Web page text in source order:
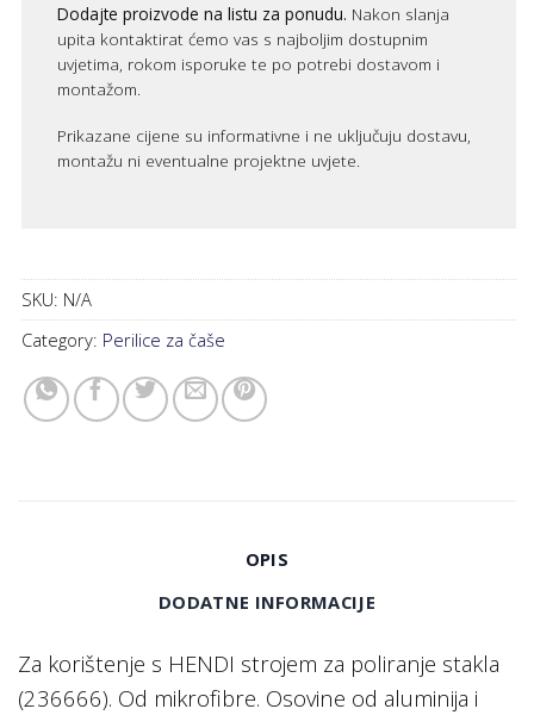
Dodajte proizvode na listu za ponudu. Nakon slanja
upita kontaktirat ćemo vas s najboljim dostupnim
uvjetima, rokom isporuke te po potrebi dostavom i
montažom.
Prikazane cijene su informativne i ne uključuju dostavu,
montažu ni eventualne projektne uvjete.
SKU: N/A
Category: Perilice za čaše
OPIS
DODATNE INFORMACIJE
Za korištenje s HENDI strojem za poliranje stakla
(236666). Od mikrofibre. Osovine od aluminija i